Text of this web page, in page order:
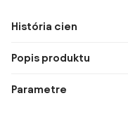
História cien
Popis produktu
Parametre